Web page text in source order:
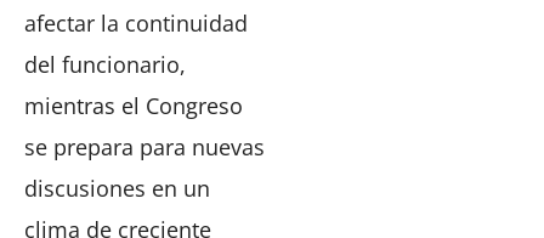
afectar la continuidad
del funcionario,
mientras el Congreso
se prepara para nuevas
discusiones en un
clima de creciente